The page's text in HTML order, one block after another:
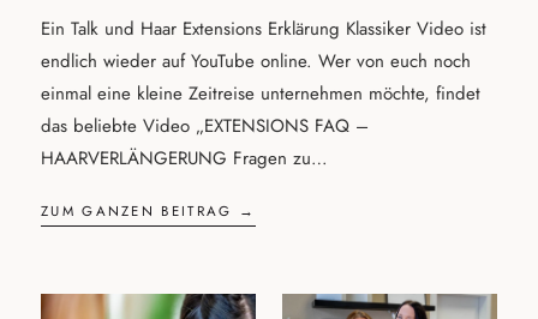
Ein Talk und Haar Extensions Erklärung Klassiker Video ist
endlich wieder auf YouTube online. Wer von euch noch
einmal eine kleine Zeitreise unternehmen möchte, findet
das beliebte Video „EXTENSIONS FAQ –
HAARVERLÄNGERUNG Fragen zu…
ZUM GANZEN BEITRAG →